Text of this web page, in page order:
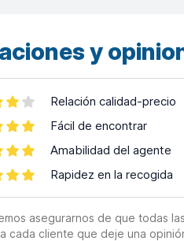
y
Relación calidad-precio
Fácil de encontrar
Amabilidad del agente
Rapidez en la recogida
asegurarnos de que todas
cada cliente que deje una